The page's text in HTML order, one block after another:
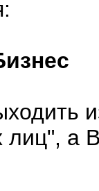
лиц", а